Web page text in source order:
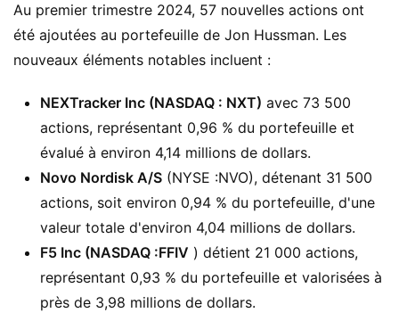
Au premier trimestre 2024, 57 nouvelles actions ont
été ajoutées au portefeuille de Jon Hussman. Les
nouveaux éléments notables incluent :
NEXTracker Inc (NASDAQ : NXT) avec 73 500
actions, représentant 0,96 % du portefeuille et
évalué à environ 4,14 millions de dollars.
Novo Nordisk A/S (NYSE :NVO), détenant 31 500
actions, soit environ 0,94 % du portefeuille, d'une
valeur totale d'environ 4,04 millions de dollars.
F5 Inc (NASDAQ :FFIV ) détient 21 000 actions,
représentant 0,93 % du portefeuille et valorisées à
près de 3,98 millions de dollars.